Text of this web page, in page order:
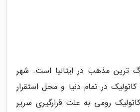
ترین مذهب در ایتالیا است. شهر
در تمام دنیا و محل استقرار
رومی به علت قرارگیری سریر